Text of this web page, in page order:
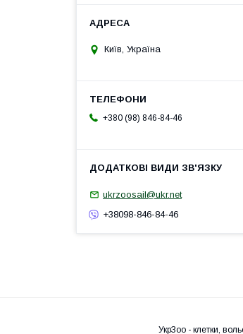
Київ, Україна
+380 (98) 846-84-46
ukrzoosail@ukr.net
+38098-846-84-46